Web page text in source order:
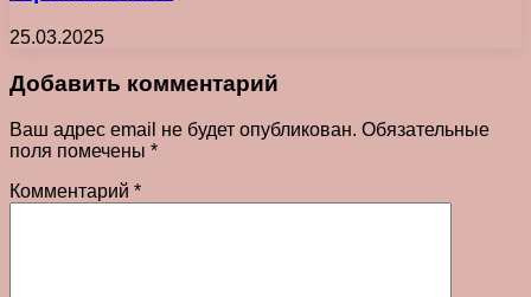
25.03.2025
Добавить комментарий
Ваш адрес email не будет опубликован. Обязательные
поля помечены *
Комментарий *